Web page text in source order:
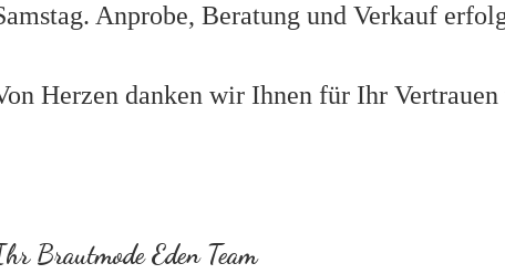
Anprobe, Beratung und Verkauf
Herzen danken wir Ihnen für Ihr
Brautmode Eden Team